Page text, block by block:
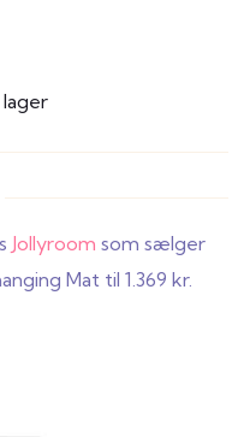
lager
Jollyroom som sælger
Mat til 1.369 kr.